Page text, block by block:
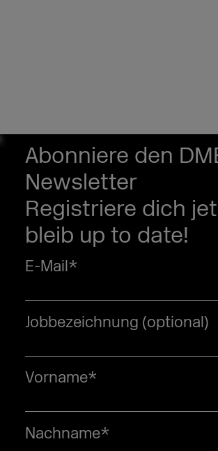
Abonniere den
Newsletter
Registriere dich
bleib up to date!
E-Mail*
Jobbezeichnung (optional)
Vorname*
Nachname*